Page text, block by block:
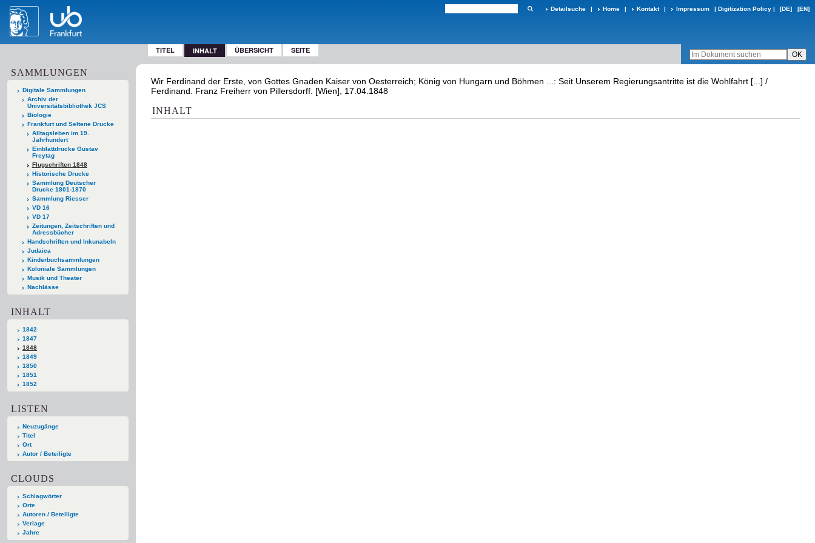
Detailsuche | Home | Kontakt | Impressum | Digitization Policy | [DE] [EN]
TITEL INHALT ÜBERSICHT SEITE
SAMMLUNGEN
Digitale Sammlungen
Archiv der
Universitätsbibliothek JCS
Biologie
Frankfurt und Seltene Drucke
Alltagsleben im 19.
Jahrhundert
Einblattdrucke Gustav
Freytag
Flugschriften 1848
Historische Drucke
Sammlung Deutscher
Drucke 1801-1870
Sammlung Riesser
VD 16
VD 17
Zeitungen, Zeitschriften und
Adressbücher
Handschriften und Inkunabeln
Judaica
Kinderbuchsammlungen
Koloniale Sammlungen
Musik und Theater
Nachlässe
INHALT
1842
1847
1848
1849
1850
1851
1852
LISTEN
Neuzugänge
Titel
Ort
Autor / Beteiligte
CLOUDS
Schlagwörter
Orte
Autoren / Beteiligte
Verlage
Jahre
Wir Ferdinand der Erste, von Gottes Gnaden Kaiser von Oesterreich; König von Hungarn und Böhmen ...: Seit Unserem Regierungsantritte ist die Wohlfahrt [...] /
Ferdinand. Franz Freiherr von Pillersdorff. [Wien], 17.04.1848
INHALT